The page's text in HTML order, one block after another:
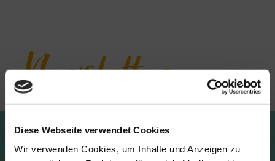
Diese Webseite verwendet Cookies
Wir verwenden Cookies, um Inhalte und Anzeigen zu
Newsletter
anmelden und alle Neuigkeiten
erfahren.